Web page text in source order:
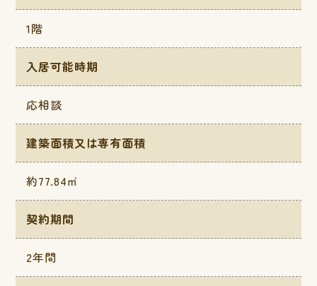
1階
入居可能時期
応相談
建築面積又は専有面積
約77.84㎡
契約期間
2年間